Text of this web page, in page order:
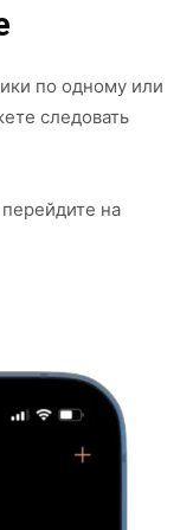
по одному или
следовать
на